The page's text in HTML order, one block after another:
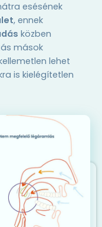
esésének
, ennek
közben
mások
lehet
is kielégítetlen